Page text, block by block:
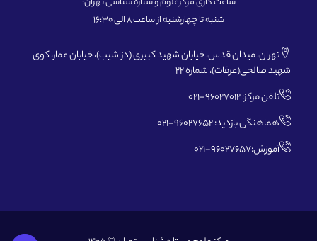
شنبه تا چهارشنبه از ساعت 8 الی 16:30
تهران، میدان قدس، خیابان شهید کبیری (دزاشیب)، خیابان عمار، کوی
شهید صالحی(عرفات)، شماره 22
تلفن مرکز: 96027012-021
هماهنگی بازدید: 96027652-021
آموزش:96027657-021